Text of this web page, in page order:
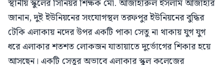
স্থানীয় স্কুলের সিনিয়র শিক্ষক মো. আজাহারুল ইসলাম আজাহার
জানান, দুই ইউনিয়নের সংযোগস্থল তরফপুর ইউনিয়নের বুদ্ধির
টেকি এলাকায় নদের উপর একটি পাকা সেতু না থাকায় যুগ যুগ
ধরে এলাকার শতশত লোকজন যাতায়াতে দুর্ভোগের শিকার হয়ে
আসছেন। একটি সেতুর অভাবে এলাকার স্কুল কলেজের